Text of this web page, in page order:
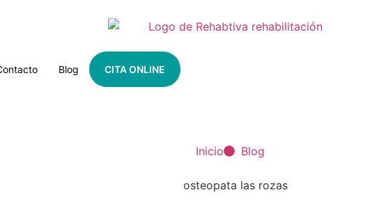
Blog CITA ONLINE
Inicio Blog